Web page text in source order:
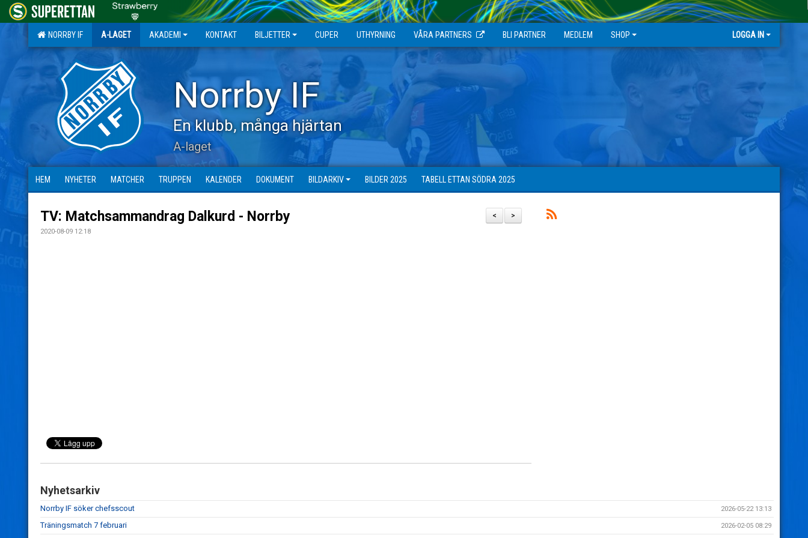
NORRBY IF A-LAGET AKADEMI KONTAKT BILJETTER CUPER UTHYRNING VÅRA PARTNERS BLI PARTNER MEDLEM SHOP LOGGA IN
Norrby IF
En klubb, många hjärtan
A-laget
HEM NYHETER MATCHER TRUPPEN KALENDER DOKUMENT BILDARKIV BILDER 2025 TABELL ETTAN SÖDRA 2025
>
<
TV: Matchsammandrag Dalkurd - Norrby
2020-08-09 12:18
Nyhetsarkiv
Norrby IF söker chefsscout 2026-05-22 13:13
Träningsmatch 7 februari 2026-02-05 08:29